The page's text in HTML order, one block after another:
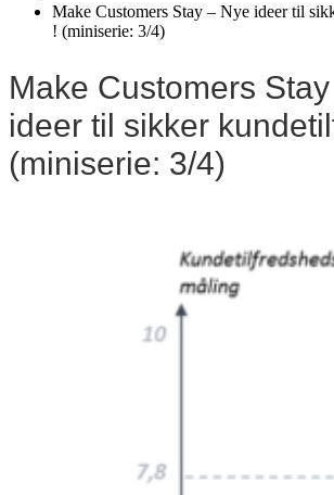
Make Customers Stay – Nye ideer til
! (miniserie: 3/4)
Make Customers
ideer til sikker
(miniserie: 3/4)